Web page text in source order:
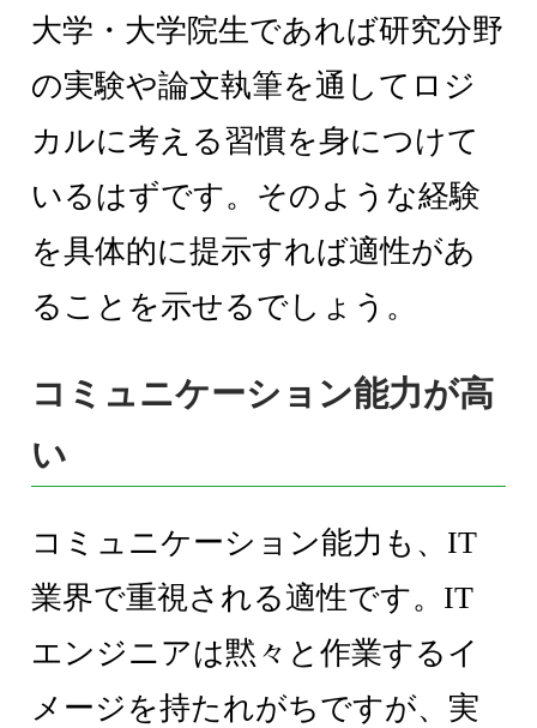
大学・大学院生であれば研究分野
の実験や論文執筆を通してロジ
カルに考える習慣を身につけて
いるはずです。そのような経験
を具体的に提示すれば適性があ
ることを示せるでしょう。
コミュニケーション能力が高
い
コミュニケーション能力も、IT
業界で重視される適性です。IT
エンジニアは黙々と作業するイ
メージを持たれがちですが、実